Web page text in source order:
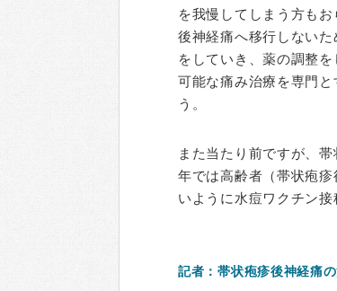
を我慢してしまう方も
後神経痛へ移行しない
をしていき、薬の調整
可能な痛み治療を専門
う。
また当たり前ですが、
年では高齢者（帯状疱
いように水痘ワクチン接
記者：帯状疱疹後神経痛